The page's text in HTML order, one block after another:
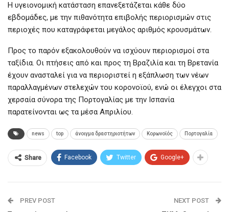
Η υγειονομική κατάσταση επανεξετάζεται κάθε δύο
εβδομάδες, με την πιθανότητα επιβολής περιορισμών στις
περιοχές που καταγράφεται μεγάλος αριθμός κρουσμάτων.
Προς το παρόν εξακολουθούν να ισχύουν περιορισμοί στα
ταξίδια. Οι πτήσεις από και προς τη Βραζιλία και τη Βρετανία
έχουν ανασταλεί για να περιοριστεί η εξάπλωση των νέων
παραλλαγμένων στελεχών του κορονοϊού, ενώ οι έλεγχοι στα
χερσαία σύνορα της Πορτογαλίας με την Ισπανία
παρατείνονται ως τα μέσα Απριλίου.
news top άνοιγμα δραστηριοτήτων Κορωνοϊός Πορτογαλία
Share Facebook Twitter Google+
PREV POST NEXT POST